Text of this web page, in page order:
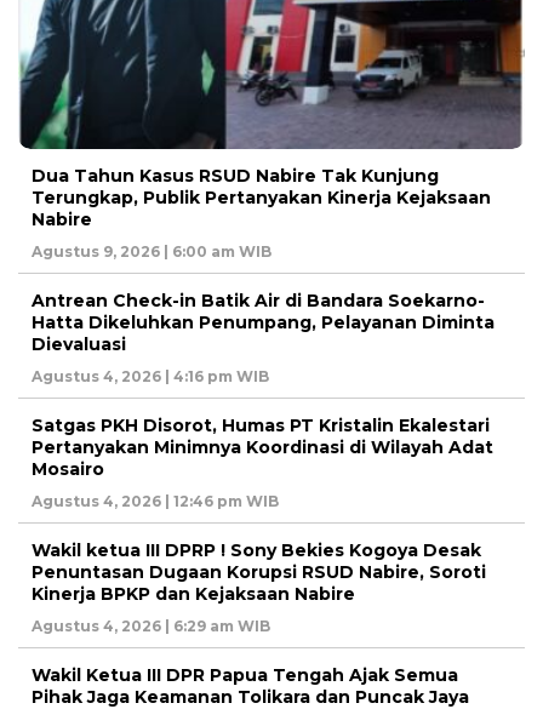
Dua Tahun Kasus RSUD Nabire Tak Kunjung
Terungkap, Publik Pertanyakan Kinerja Kejaksaan
Nabire
Agustus 9, 2026 | 6:00 am WIB
Antrean Check-in Batik Air di Bandara Soekarno-
Hatta Dikeluhkan Penumpang, Pelayanan Diminta
Dievaluasi
Agustus 4, 2026 | 4:16 pm WIB
Satgas PKH Disorot, Humas PT Kristalin Ekalestari
Pertanyakan Minimnya Koordinasi di Wilayah Adat
Mosairo
Agustus 4, 2026 | 12:46 pm WIB
Wakil ketua III DPRP ! Sony Bekies Kogoya Desak
Penuntasan Dugaan Korupsi RSUD Nabire, Soroti
Kinerja BPKP dan Kejaksaan Nabire
Agustus 4, 2026 | 6:29 am WIB
Wakil Ketua III DPR Papua Tengah Ajak Semua
Pihak Jaga Keamanan Tolikara dan Puncak Jaya